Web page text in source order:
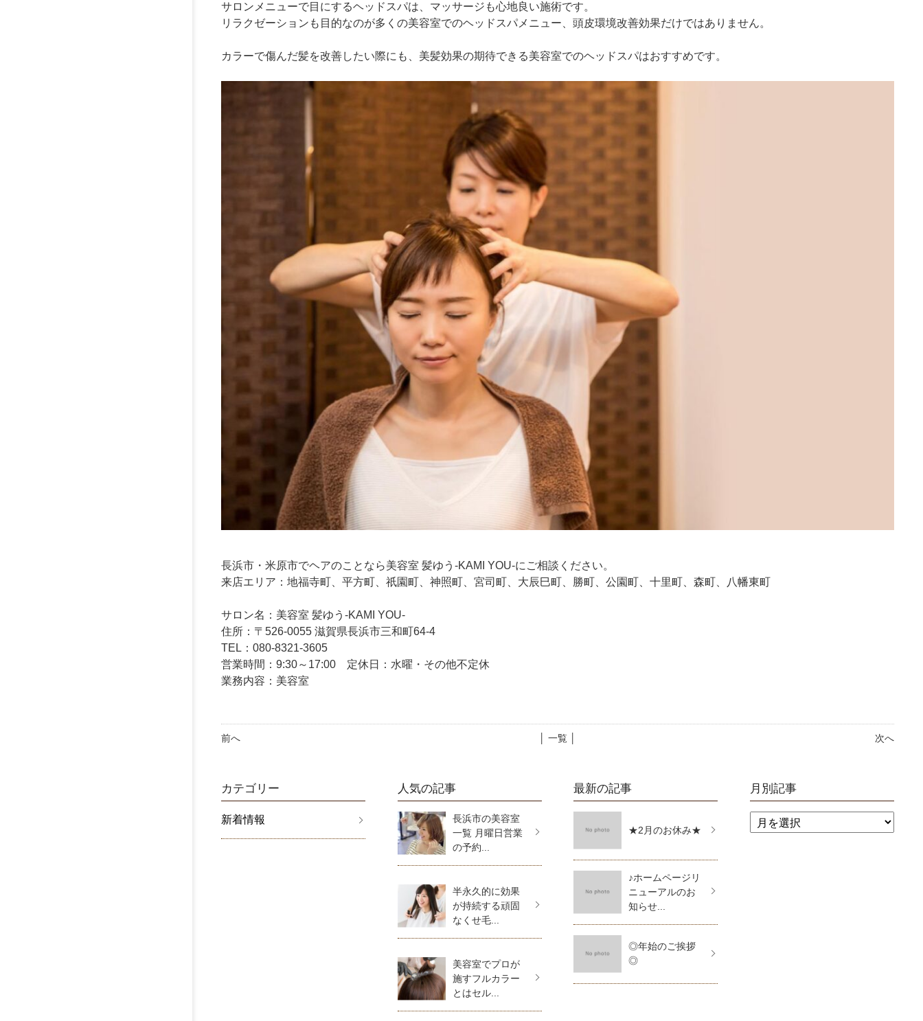
サロンメニューで目にするヘッドスパは、マッサージも心地良い施術です。
リラクゼーションも目的なのが多くの美容室でのヘッドスパメニュー、頭皮環境改善効果だけではありません。
カラーで傷んだ髪を改善したい際にも、美髪効果の期待できる美容室でのヘッドスパはおすすめです。
長浜市・米原市でヘアのことなら美容室 髪ゆう-KAMI YOU-にご相談ください。
来店エリア：地福寺町、平方町、祇園町、神照町、宮司町、大辰巳町、勝町、公園町、十里町、森町、八幡東町
サロン名：美容室 髪ゆう-KAMI YOU-
住所：〒526-0055 滋賀県長浜市三和町64-4
TEL：080-8321-3605
営業時間：9:30～17:00 定休日：水曜・その他不定休
業務内容：美容室
前へ 次へ
│ 一覧 │
カテゴリー
新着情報
人気の記事
長浜市の美容室
一覧 月曜日営業
の予約...
半永久的に効果
が持続する頑固
なくせ毛...
美容室でプロが
施すフルカラー
とはセル...
最新の記事
★2月のお休み★
♪ホームページリ
ニューアルのお
知らせ...
◎年始のご挨拶
◎
月別記事